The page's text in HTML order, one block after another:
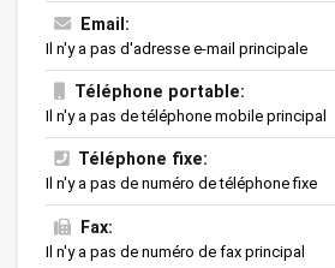
Email:
Il n'y a pas d'adresse e-mail principale
Téléphone portable:
Il n'y a pas de téléphone mobile principal
Téléphone fixe:
Il n'y a pas de numéro de téléphone fixe
Fax:
Il n'y a pas de numéro de fax principal